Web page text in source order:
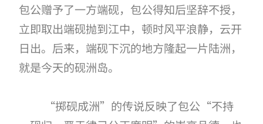
包公赠予了一方端砚，包公得知后坚辞不授，
立即取出端砚抛到江中，顿时风平浪静，云开
日出。后来，端砚下沉的地方隆起一片陆洲，
就是今天的砚洲岛。
“掷砚成洲”的传说反映了包公“不持